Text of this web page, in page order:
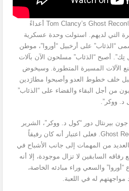
يواجه الأشباح في Tom Clancy’s Ghost Recon® Breakpoint أعداءً
التي لديهم. استولت وحدة عسكرية
“الذئاب” على أرخبيل “أوروا”، موطن
تِك”. أصبح “الذئاب” مسلحون الآن بآلات
الآلات المسيرة المتطورة. وسيخوض
خلف خطوط العدو وأصبحوا مطارَدين
من أجل البقاء والقضاء على “الذئاب”
د. ووكر”.
بيرنثال دور “كول د. ووكر”، الشرير
الأشد على الإطلاق في لعبة Ghost Recon. فعلى اعتبار أنه كان رفيقاً
من المهمات إلى جانب الأشباح في
السابقين لا تزال موجودة، إلا أنه
والسعي وراء مبادئه الخاصة،
له في اللعبة.